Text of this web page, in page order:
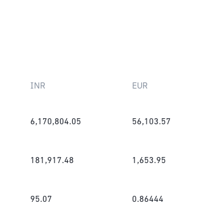
INR EUR
6,170,804.05 56,103.57
181,917.48 1,653.95
95.07 0.86444